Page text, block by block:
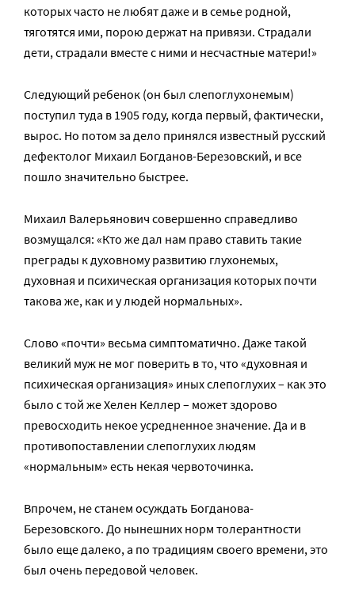
которых часто не любят даже и в семье родной,
тяготятся ими, порою держат на привязи. Страдали
дети, страдали вместе с ними и несчастные матери!»
Следующий ребенок (он был слепоглухонемым)
поступил туда в 1905 году, когда первый, фактически,
вырос. Но потом за дело принялся известный русский
дефектолог Михаил Богданов-Березовский, и все
пошло значительно быстрее.
Михаил Валерьянович совершенно справедливо
возмущался: «Кто же дал нам право ставить такие
преграды к духовному развитию глухонемых,
духовная и психическая организация которых почти
такова же, как и у людей нормальных».
Слово «почти» весьма симптоматично. Даже такой
великий муж не мог поверить в то, что «духовная и
психическая организация» иных слепоглухих – как это
было с той же Хелен Келлер – может здорово
превосходить некое усредненное значение. Да и в
противопоставлении слепоглухих людям
«нормальным» есть некая червоточинка.
Впрочем, не станем осуждать Богданова-
Березовского. До нынешних норм толерантности
было еще далеко, а по традициям своего времени, это
был очень передовой человек.